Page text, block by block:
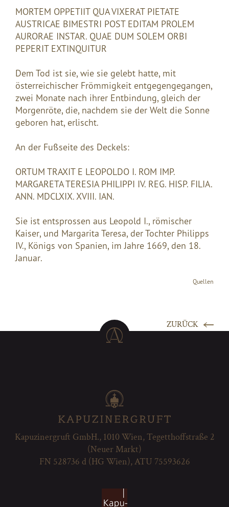
MORTEM OPPETIIT QUA VIXERAT PIETATE
AUSTRICAE BIMESTRI POST EDITAM PROLEM
AURORAE INSTAR. QUAE DUM SOLEM ORBI
PEPERIT EXTINQUITUR
Dem Tod ist sie, wie sie gelebt hatte, mit
österreichischer Frömmigkeit entgegengegangen,
zwei Monate nach ihrer Entbindung, gleich der
Morgenröte, die, nachdem sie der Welt die Sonne
geboren hat, erlischt.
An der Fußseite des Deckels:
ORTUM TRAXIT E LEOPOLDO I. ROM IMP.
MARGARETA TERESIA PHILIPPI IV. REG. HISP. FILIA.
ANN. MDCLXIX. XVIII. IAN.
Sie ist entsprossen aus Leopold I., römischer
Kaiser, und Margarita Teresa, der Tochter Philipps
IV., Königs von Spanien, im Jahre 1669, den 18.
Januar.
Quellen
ZURÜCK
Kapuzinergruft GmbH., 1010 Wien, Tegetthoffstraße 2
(Neuer Markt)
FN 528736 d (HG Wien), ATU 75593626